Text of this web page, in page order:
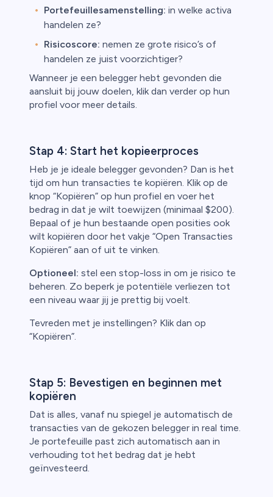
Portefeuillesamenstelling: in welke activa
handelen ze?
Risicoscore: nemen ze grote risico’s of
handelen ze juist voorzichtiger?
Wanneer je een belegger hebt gevonden die
aansluit bij jouw doelen, klik dan verder op hun
profiel voor meer details.
Stap 4: Start het kopieerproces
Heb je je ideale belegger gevonden? Dan is het
tijd om hun transacties te kopiëren. Klik op de
knop “Kopiëren” op hun profiel en voer het
bedrag in dat je wilt toewijzen (minimaal $200).
Bepaal of je hun bestaande open posities ook
wilt kopiëren door het vakje “Open Transacties
Kopiëren” aan of uit te vinken.
Optioneel: stel een stop-loss in om je risico te
beheren. Zo beperk je potentiële verliezen tot
een niveau waar jij je prettig bij voelt.
Tevreden met je instellingen? Klik dan op
“Kopiëren”.
Stap 5: Bevestigen en beginnen met
kopiëren
Dat is alles, vanaf nu spiegel je automatisch de
transacties van de gekozen belegger in real time.
Je portefeuille past zich automatisch aan in
verhouding tot het bedrag dat je hebt
geïnvesteerd.